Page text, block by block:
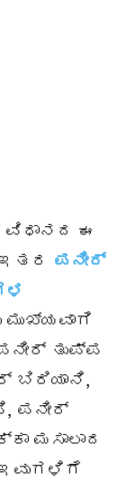
ಈ
ಇತರ ಪನೀರ್
ಮುಖ್ಯವಾಗಿ
ತುಪ್ಪ
ಬಿರಿಯಾನಿ,
ಪನೀರ್
ಮಸಾಲಾದ